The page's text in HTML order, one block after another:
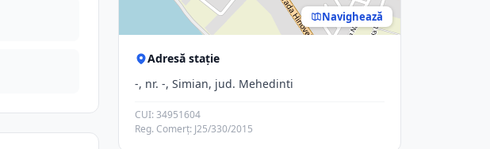
Navighează
Adresă stație
-, nr. -, Simian, jud. Mehedinti
CUI: 34951604
Reg. Comerț: J25/330/2015